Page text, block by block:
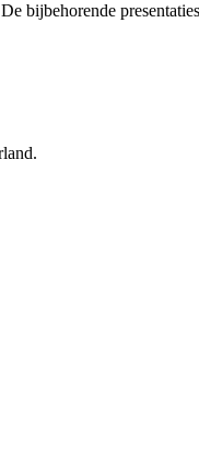
bijbehorende